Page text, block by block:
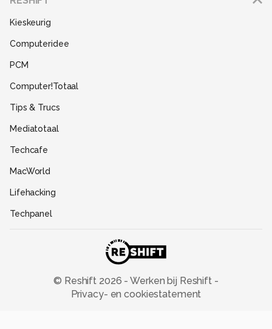
Kieskeurig
Computeridee
PCM
Computer!Totaal
Tips & Trucs
Mediatotaal
Techcafe
MacWorld
Lifehacking
Techpanel
Power Unlimited
Zoom Academy
© Reshift 2026 - Werken bij Reshift -
Privacy- en cookiestatement